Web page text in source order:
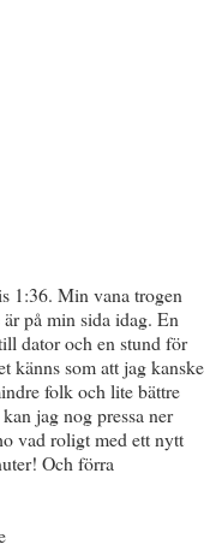
1:36. Min vana trogen
på min sida idag. En
dator och en stund för
känns som att jag kanske
folk och lite bättre
jag nog pressa ner
vad roligt med ett nytt
Och förra